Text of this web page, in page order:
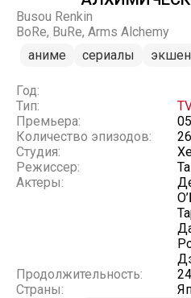
Busou Renkin
BoRe, BuRe, Arms Alchemy
аниме
сериалы экшен
Год:
Тип:
Премьера:
Количество эпизодов:
26
Студия:
Режиссер:
Актеры:
Продолжительность:
24
Страны: